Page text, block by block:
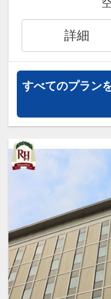
設定期間：
インターネッ
17729304
詳細
すべてのプラン